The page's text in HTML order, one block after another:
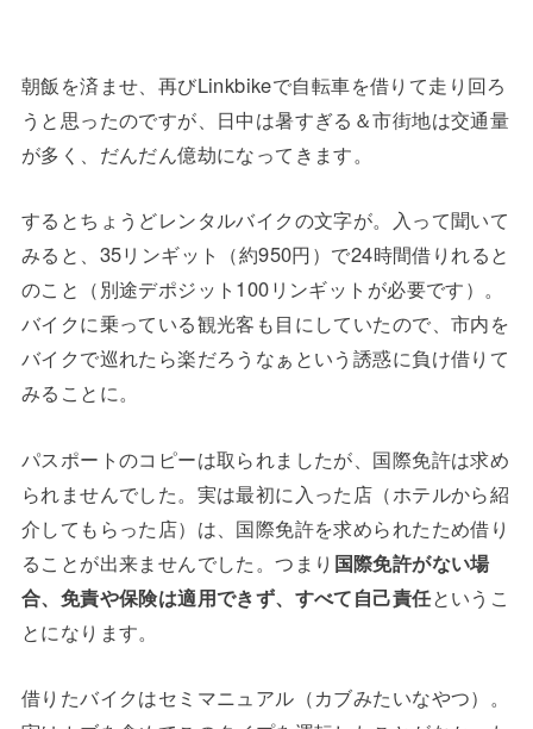
朝飯を済ませ、再びLinkbikeで自転車を借りて走り回ろ
うと思ったのですが、日中は暑すぎる＆市街地は交通量
が多く、だんだん億劫になってきます。
するとちょうどレンタルバイクの文字が。入って聞いて
みると、35リンギット（約950円）で24時間借りれると
のこと（別途デポジット100リンギットが必要です）。
バイクに乗っている観光客も目にしていたので、市内を
バイクで巡れたら楽だろうなぁという誘惑に負け借りて
みることに。
パスポートのコピーは取られましたが、国際免許は求め
られませんでした。実は最初に入った店（ホテルから紹
介してもらった店）は、国際免許を求められたため借り
ることが出来ませんでした。つまり 国際免許がない場
合、免責や保険は適用できず、すべて自己責任というこ
とになります。
借りたバイクはセミマニュアル（カブみたいなやつ）。